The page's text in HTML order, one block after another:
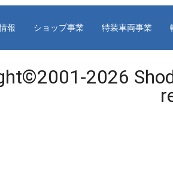
報 ショップ事業 特装車両事業
2026